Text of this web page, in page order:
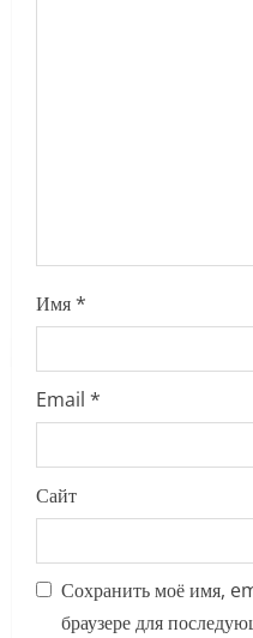
Имя*
Email *
Сайт
Сохранить моё имя,
браузере для